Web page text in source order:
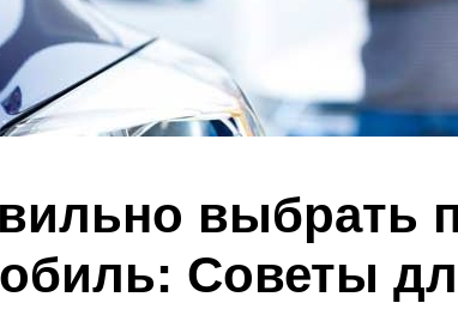
выбрать
Советы